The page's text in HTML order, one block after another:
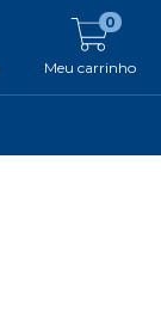
Meu carrinho
0